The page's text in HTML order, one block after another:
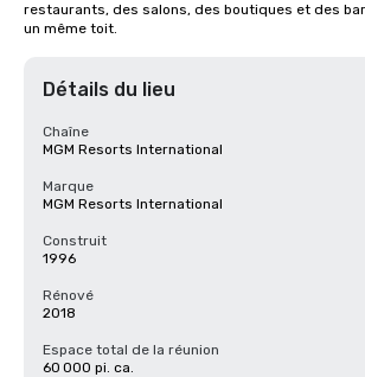
restaurants, des salons, des boutiques et des
un même toit.
Détails du lieu
Chaîne
MGM Resorts International
Marque
MGM Resorts International
Construit
1996
Rénové
2018
Espace total de la réunion
60 000 pi. ca.